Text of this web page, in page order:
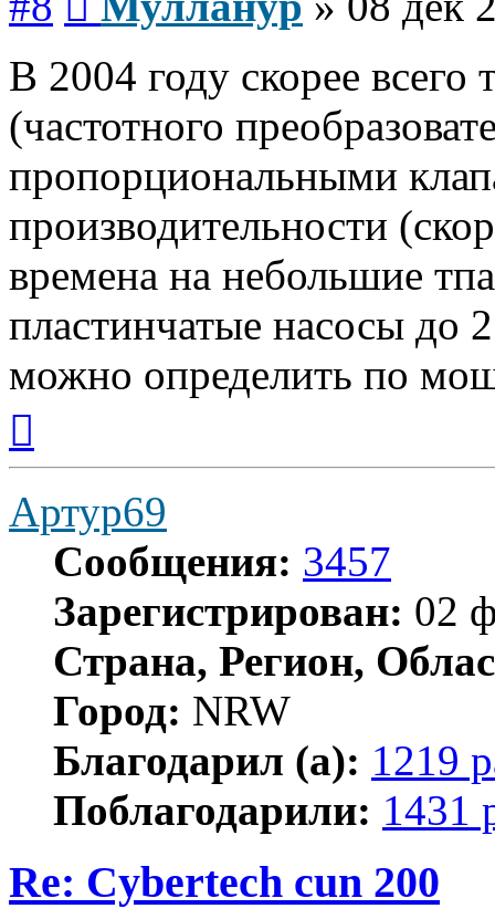
В 2004 году скорее всего
(частотного
пропорциональными
производительности
времена на небольшие
пластинчатые насосы до
можно определить по
началу
Артур69
Сообщения: 3457
Зарегистрирован: 02
Страна, Регион,
Город: NRW
Благодарил (а): 1219
Поблагодарили: 1431
Re: Cybertech cun 200